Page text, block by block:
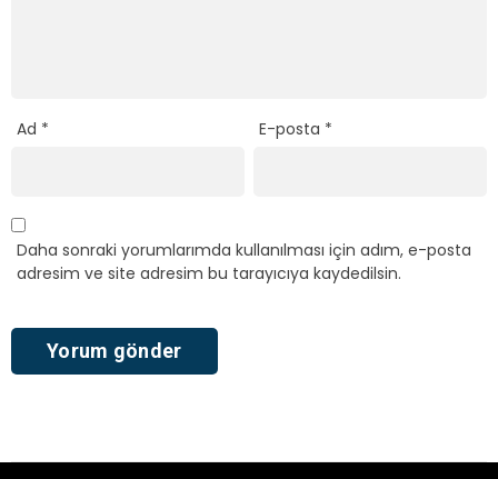
Ad * E-posta *
Daha sonraki yorumlarımda kullanılması için adım, e-posta
adresim ve site adresim bu tarayıcıya kaydedilsin.